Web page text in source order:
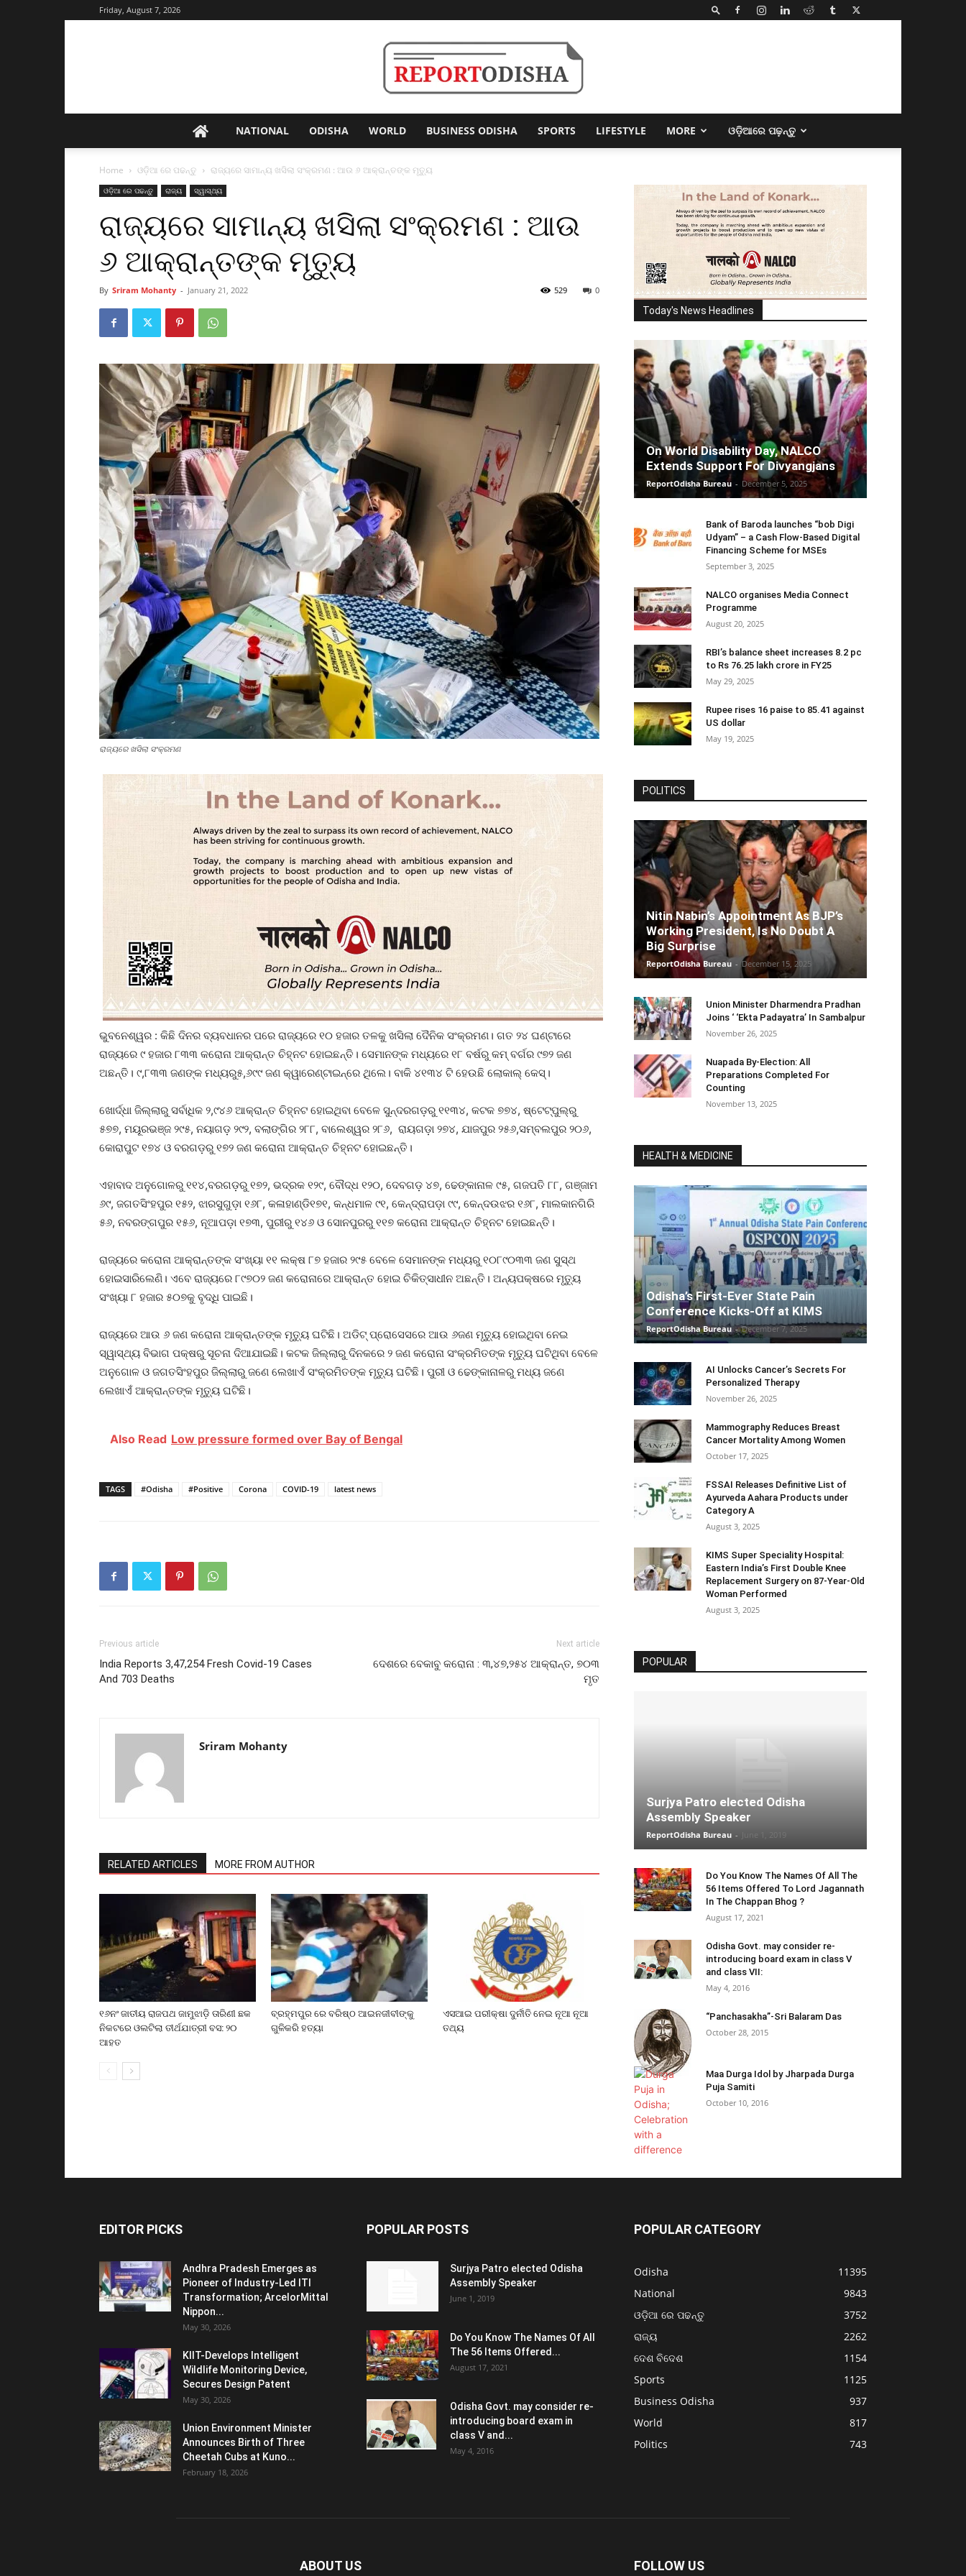
Friday, August 7, 2026
Odisha
NATIONAL ODISHA WORLD BUSINESS ODISHA SPORTS LIFESTYLE MORE ଓଡ଼ିଆରେ ପଢ଼ନ୍ତୁ
Home ଓଡ଼ିଆ ରେ ପଢନ୍ତୁ ରାଜ୍ୟରେ ସାମାନ୍ୟ ଖସିଲା ସଂକ୍ରମଣ : ଆଉ ୬ ଆକ୍ରାନ୍ତଙ୍କ ମୃତ୍ୟୁ
ଓଡ଼ିଆ ରେ ପଢନ୍ତୁ ରାଜ୍ୟ ସ୍ୱାସ୍ଥ୍ୟ
ରାଜ୍ୟରେ ସାମାନ୍ୟ ଖସିଲା ସଂକ୍ରମଣ : ଆଉ
୬ ଆକ୍ରାନ୍ତଙ୍କ ମୃତ୍ୟୁ
By Sriram Mohanty - January 21, 2022 0
529
ରାଜ୍ୟରେ ଖସିଲା ସଂକ୍ରମଣ
ଭୁବନେଶ୍ୱର : କିଛି ଦିନର ବ୍ୟବଧାନର ପରେ ରାଜ୍ୟରେ ୧୦ ହଜାର ତଳକୁ ଖସିଲା ଦୈନିକ ସଂକ୍ରମଣ। ଗତ ୨୪ ଘଣ୍ଟାରେ
ରାଜ୍ୟରେ ୯ ହଜାର ୮୩୩ କରୋନା ଆକ୍ରାନ୍ତ ଚିହ୍ନଟ ହୋଇଛନ୍ତି। ସେମାନଙ୍କ ମଧ୍ୟରେ ୧୮ ବର୍ଷରୁ କମ୍ ବର୍ଗର ୯୭୨ ଜଣ
ଅଛନ୍ତି। ୯,୮୩୩ ଜଣଙ୍କ ମଧ୍ୟରୁ୫,୬୯୯ ଜଣ କ୍ୱାରେଣ୍ଟାଇନ୍‌ରେ ଥିଲେ। ବାକି ୪୧୩୪ ଟି ହେଉଛି ଲୋକାଲ୍ କେସ୍‌।
ଖୋର୍ଦ୍ଧା ଜିଲ୍ଲାରୁ ସର୍ବାଧିକ ୨,୯୪୬ ଆକ୍ରାନ୍ତ ଚିହ୍ନଟ ହୋଇଥିବା ବେଳେ ସୁନ୍ଦରଗଡ଼ରୁ ୧୧୩୪, କଟକ ୭୭୪, ଷ୍ଟେଟ୍‌ପୁଲ୍‌ରୁ
୫୭୭, ମୟୂରଭଞ୍ଜ ୨୯୫, ନୟାଗଡ଼ ୨୯୨, ବଲାଙ୍ଗିର ୨୮୮, ବାଲେଶ୍ୱର ୨୮୬, ରାୟଗଡ଼ା ୨୭୪, ଯାଜପୁର ୨୫୬,ସମ୍ବଲପୁର ୨୦୬,
କୋରାପୁଟ ୧୭୪ ଓ ବରଗଡ଼ରୁ ୧୭୨ ଜଣ କରୋନା ଆକ୍ରାନ୍ତ ଚିହ୍ନଟ ହୋଇଛନ୍ତି।
ଏହାବାଦ ଅନୁଗୋଳରୁ ୧୧୪,ବରଗଡ଼ରୁ ୧୭୨, ଭଦ୍ରକ ୧୨୯, ବୌଦ୍ଧ ୧୨୦, ଦେବଗଡ଼ ୪୭, ଢେଙ୍କାନାଳ ୯୫, ଗଜପତି ୮୮, ଗଞ୍ଜାମ
୬୯, ଜଗତସିଂହପୁର ୧୫୨, ଝାରସୁଗୁଡ଼ା ୧୬୮, କଳାହାଣ୍ଡି୧୭୧, କନ୍ଧମାଳ ୯୧, କେନ୍ଦ୍ରାପଡ଼ା ୯୯, କେନ୍ଦଉଝର ୧୬୮, ମାଲକାନଗିରି
୫୬, ନବରଙ୍ଗପୁର ୧୫୬, ନୂଆପଡ଼ା ୧୭୩, ପୁରୀରୁ ୧୪୬ ଓ ସୋନପୁରରୁ ୧୧୭ କରୋନା ଆକ୍ରାନ୍ତ ଚିହ୍ନଟ ହୋଇଛନ୍ତି।
ରାଜ୍ୟରେ କରୋନା ଆକ୍ରାନ୍ତଙ୍କ ସଂଖ୍ୟା ୧୧ ଲକ୍ଷ ୮୭ ହଜାର ୨୯୫ ବେଳେ ସେମାନଙ୍କ ମଧ୍ୟରୁ ୧୦୮୯୦୩୩ ଜଣ ସୁସ୍ଥ
ହୋଇସାରିଲେଣି। ଏବେ ରାଜ୍ୟରେ ୮୯୭୦୨ ଜଣ କରୋନାରେ ଆକ୍ରାନ୍ତ ହୋଇ ଚିକିତ୍ସାଧୀନ ଅଛନ୍ତି। ଅନ୍ୟପକ୍ଷରେ ମୃତ୍ୟୁ
ସଂଖ୍ୟା ୮ ହଜାର ୫୦୭କୁ ବୃଦ୍ଧି ପାଇଛି।
ରାଜ୍ୟରେ ଆଉ ୬ ଜଣ କରୋନା ଆକ୍ରାନ୍ତଙ୍କ ମୃତ୍ୟୁ ଘଟିଛି। ଅଡିଟ୍ ପ୍ରୋସେସରେ ଆଉ ୬ଜଣ ମୃତ୍ୟୁ ହୋଇଥିବା ନେଇ
ସ୍ୱାସ୍ଥ୍ୟ ବିଭାଗ ପକ୍ଷରୁ ସୂଚନା ଦିଆଯାଇଛି। କଟକ ଜିଲ୍ଲାରୁ ଦିନକରେ ୨ ଜଣ କରୋନା ସଂକ୍ରମିତଙ୍କ ମୃତ୍ୟୁ ଘଟିଥିବା ବେଳେ
ଅନୁଗୋଳ ଓ ଜଗତସିଂହପୁର ଜିଲ୍ଲାରୁ ଜଣେ ଲେଖାଏଁ ସଂକ୍ରମିତଙ୍କ ମୃତ୍ୟୁ ଘଟିଛି। ପୁରୀ ଓ ଢେଙ୍କାନାଳରୁ ମଧ୍ୟ ଜଣେ
ଲେଖାଏଁ ଆକ୍ରାନ୍ତଙ୍କ ମୃତ୍ୟୁ ଘଟିଛି।
Also Read Low pressure formed over Bay of Bengal
TAGS #Odisha #Positive Corona COVID-19 latest news
Previous article
India Reports 3,47,254 Fresh Covid-19 Cases
And 703 Deaths
Next article
ଦେଶରେ ବେକାବୁ କରୋନା : ୩,୪୭,୨୫୪ ଆକ୍ରାନ୍ତ, ୭୦୩
ମୃତ
Sriram Mohanty
RELATED ARTICLES MORE FROM AUTHOR
୧୬ନଂ ଜାତୀୟ ରାଜପଥ ଜାମୁଝାଡ଼ି ତାରିଣୀ ଛକ
ନିକଟରେ ଓଲଟିଲା ତୀର୍ଥଯାତ୍ରୀ ବସ: ୨୦
ଆହତ
ବ୍ରହ୍ମପୁର ରେ ବରିଷ୍ଠ ଆଇନଜୀବୀଙ୍କୁ
ଗୁଳିକରି ହତ୍ୟା
ଏସଆଇ ପରୀକ୍ଷା ଦୁର୍ନୀତି ନେଇ ନୂଆ ନୂଆ
ତଥ୍ୟ
Today's News Headlines
On World Disability Day, NALCO
Extends Support For Divyangjans
ReportOdisha Bureau - December 5, 2025
Bank of Baroda launches “bob Digi
Udyam” – a Cash Flow-Based Digital
Financing Scheme for MSEs
September 3, 2025
NALCO organises Media Connect
Programme
August 20, 2025
RBI’s balance sheet increases 8.2 pc
to Rs 76.25 lakh crore in FY25
May 29, 2025
Rupee rises 16 paise to 85.41 against
US dollar
May 19, 2025
POLITICS
Nitin Nabin’s Appointment As BJP’s
Working President, Is No Doubt A
Big Surprise
ReportOdisha Bureau - December 15, 2025
Union Minister Dharmendra Pradhan
Joins ‘ ‘Ekta Padayatra’ In Sambalpur
November 26, 2025
Nuapada By-Election: All
Preparations Completed For
Counting
November 13, 2025
HEALTH & MEDICINE
Odisha’s First-Ever State Pain
Conference Kicks-Off at KIMS
ReportOdisha Bureau - December 7, 2025
AI Unlocks Cancer’s Secrets For
Personalized Therapy
November 26, 2025
Mammography Reduces Breast
Cancer Mortality Among Women
October 17, 2025
FSSAI Releases Definitive List of
Ayurveda Aahara Products under
Category A
August 3, 2025
KIMS Super Speciality Hospital:
Eastern India’s First Double Knee
Replacement Surgery on 87-Year-Old
Woman Performed
August 3, 2025
POPULAR
Surjya Patro elected Odisha
Assembly Speaker
ReportOdisha Bureau -
Do You Know The Names Of All The
56 Items Offered To Lord Jagannath
In The Chappan Bhog ?
August 17, 2021
Odisha Govt. may consider re-
introducing board exam in class V
and class VII:
May 4, 2016
“Panchasakha”-Sri Balaram Das
October 28, 2015
Maa Durga Idol by Jharpada Durga
Puja Samiti
October 10, 2016
EDITOR PICKS
Andhra Pradesh Emerges as
Pioneer of Industry-Led ITI
Transformation; ArcelorMittal
Nippon...
May 30, 2026
KIIT-Develops Intelligent
Wildlife Monitoring Device,
Secures Design Patent
May 30, 2026
Union Environment Minister
Announces Birth of Three
Cheetah Cubs at Kuno...
February 18, 2026
POPULAR POSTS
Surjya Patro elected Odisha
Assembly Speaker
June 1, 2019
Do You Know The Names Of All
The 56 Items Offered...
August 17, 2021
Odisha Govt. may consider re-
introducing board exam in
class V and...
May 4, 2016
POPULAR CATEGORY
Odisha
11395
National
9843
ଓଡ଼ିଆ ରେ ପଢନ୍ତୁ
3752
ରାଜ୍ୟ
2262
ଦେଶ ବିଦେଶ
1154
Sports
1125
Business Odisha
937
World
817
Politics
743
ABOUT US FOLLOW US